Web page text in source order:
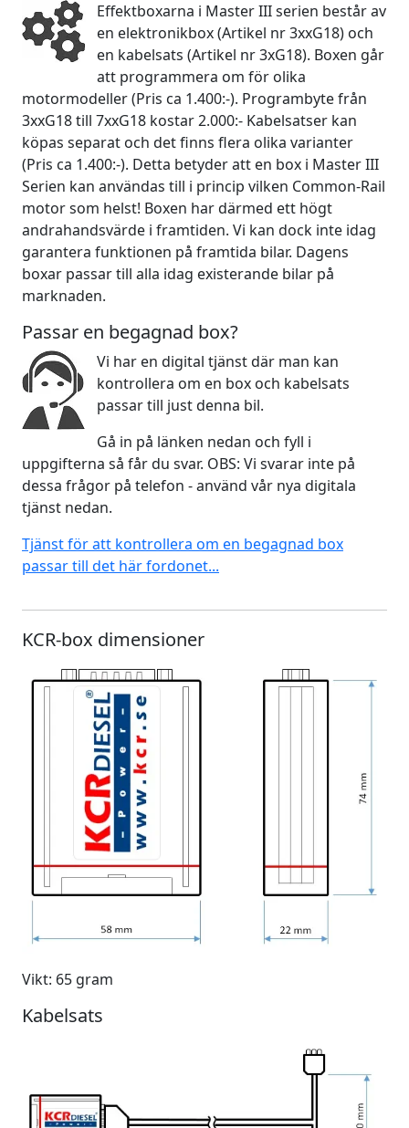
Effektboxarna i Master III serien består av
en elektronikbox (Artikel nr 3xxG18) och
en kabelsats (Artikel nr 3xG18). Boxen går
att programmera om för olika
motormodeller (Pris ca 1.400:-). Programbyte från
3xxG18 till 7xxG18 kostar 2.000:- Kabelsatser kan
köpas separat och det finns flera olika varianter
(Pris ca 1.400:-). Detta betyder att en box i Master III
Serien kan användas till i princip vilken Common-Rail
motor som helst! Boxen har därmed ett högt
andrahandsvärde i framtiden. Vi kan dock inte idag
garantera funktionen på framtida bilar. Dagens
boxar passar till alla idag existerande bilar på
marknaden.
Passar en begagnad box?
Vi har en digital tjänst där man kan
kontrollera om en box och kabelsats
passar till just denna bil.
Gå in på länken nedan och fyll i
uppgifterna så får du svar. OBS: Vi svarar inte på
dessa frågor på telefon - använd vår nya digitala
tjänst nedan.
Tjänst för att kontrollera om en begagnad box
passar till det här fordonet...
KCR-box dimensioner
Vikt: 65 gram
Kabelsats